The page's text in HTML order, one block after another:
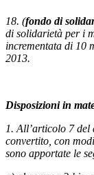
18. (fondo di
di solidarietà per i
incrementata di 10
2013.
Disposizioni in
1. All’articolo 7 del
convertito, con
sono apportate le